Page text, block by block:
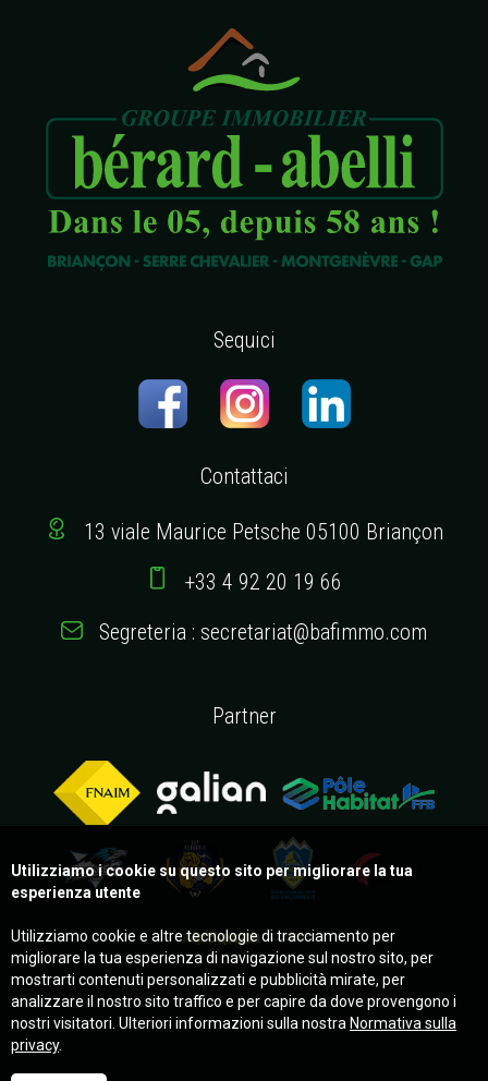
Sequici
Contattaci
13 viale Maurice Petsche 05100 Briançon
+33 4 92 20 19 66
Segreteria : secretariat@bafimmo.com
Partner
Utilizziamo i cookie su questo sito per migliorare la tua
esperienza utente
Utilizziamo cookie e altre tecnologie di tracciamento per
migliorare la tua esperienza di navigazione sul nostro sito, per
mostrarti contenuti personalizzati e pubblicità mirate, per
analizzare il nostro sito traffico e per capire da dove provengono i
nostri visitatori. Ulteriori informazioni sulla nostra Normativa sulla
privacy.